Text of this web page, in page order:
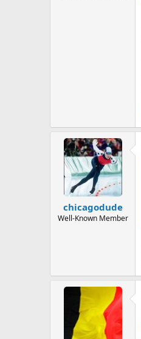
chicagodude
Well-Known Member